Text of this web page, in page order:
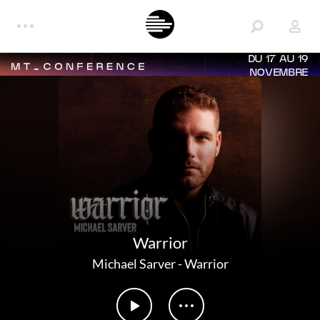
DU 17 AU 19
NOVEMBRE
Warrior
Michael Sarver-Warrior